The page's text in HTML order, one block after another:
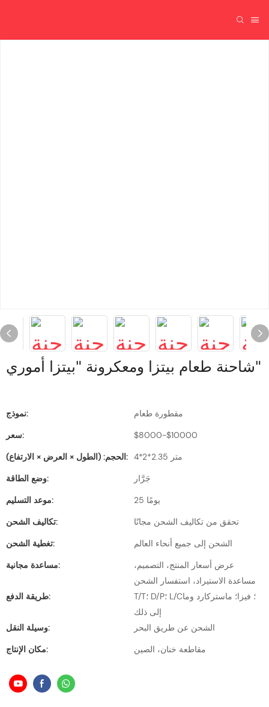
شاحنة طعام بيتزا ومعكرونة "بيتزا أموري"
نموذج:
مقطورة طعام
سعر:
$8000-$10000
الحجم: (الطول × العرض × الارتفاع):
4*2*2.35 متر
وضع الطاقة:
جَرَّار
موعد التسليم:
25 يومًا
تكاليف الشحن:
تحقق من تكاليف الشحن مجانًا
تغطية الشحن:
الشحن إلى جميع أنحاء العالم
مساعدة مجانية:
عرض أسعار المنتج، التصميم،
مساعدة الاستيراد، استفسار الشحن
طريقة الدفع:
T/T؛ D/P؛ L/C؛ فيزا؛ ماستركارد وما
إلى ذلك
وسيلة النقل:
الشحن عن طريق البحر
مكان الإنتاج:
مقاطعة خنان، الصين